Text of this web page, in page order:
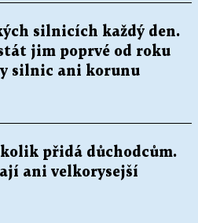
silnicích každý den.
jim poprvé od roku
silnic ani korunu
přidá důchodcům.
ani velkorysejší